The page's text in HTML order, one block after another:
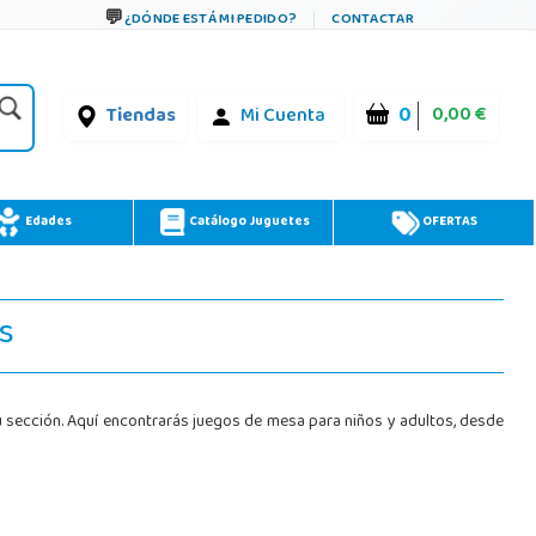
¿DÓNDE ESTÁ MI PEDIDO? CONTACTAR
Tiendas Mi Cuenta 0 0,00 €
Edades Catálogo Juguetes OFERTAS
Aquí encontrarás juegos de mesa para niños y adultos, desde